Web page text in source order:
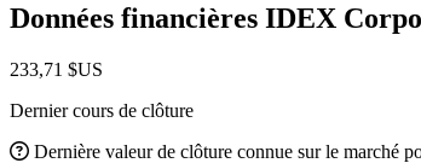
Données financières IDEX
233,71 $US
Dernier cours de clôture
Dernière valeur de clôture connue sur le marché